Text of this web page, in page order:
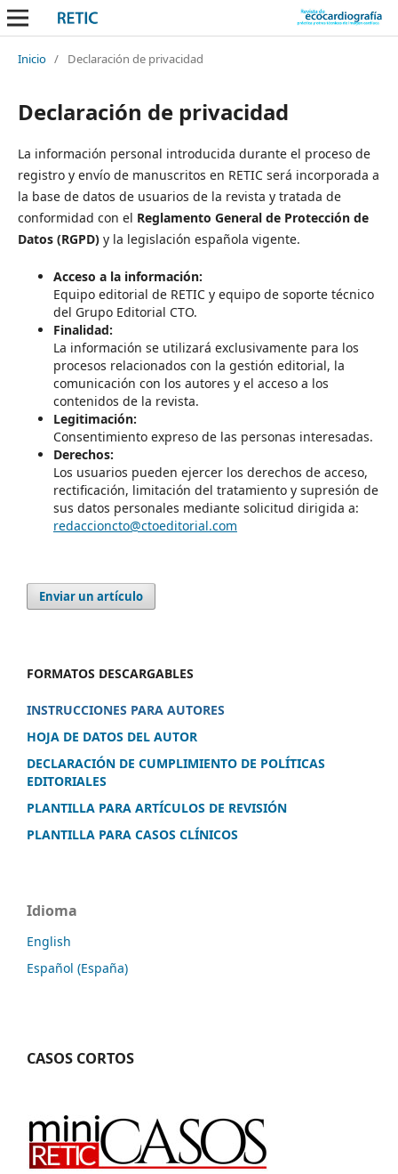
Inicio / Declaración de privacidad
Declaración de privacidad
La información personal introducida durante el proceso de
registro y envío de manuscritos en RETIC será incorporada a
la base de datos de usuarios de la revista y tratada de
conformidad con el Reglamento General de Protección de
Datos (RGPD)y la legislación española vigente.
Acceso a la información:
Equipo editorial de RETIC y equipo de soporte técnico
del Grupo Editorial CTO.
Finalidad:
La información se utilizará exclusivamente para los
procesos relacionados con la gestión editorial, la
comunicación con los autores y el acceso a los
contenidos de la revista.
Legitimación:
Consentimiento expreso de las personas interesadas.
Derechos:
Los usuarios pueden ejercer los derechos de acceso,
rectificación, limitación del tratamiento y supresión de
sus datos personales mediante solicitud dirigida a:
redaccioncto@ctoeditorial.com
Enviar un artículo
FORMATOS DESCARGABLES
INSTRUCCIONES PARA AUTORES
HOJA DE DATOS DEL AUTOR
DECLARACIÓN DE CUMPLIMIENTO DE POLÍTICAS
EDITORIALES
PLANTILLA PARA ARTÍCULOS DE REVISIÓN
PLANTILLA PARA CASOS CLÍNICOS
Idioma
English
Español (España)
CASOS CORTOS